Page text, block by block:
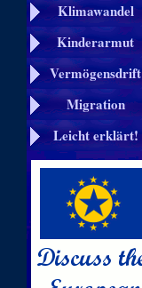
Klimawandel
Kinderarmut
Vermögensdrift
Migration
Leicht erklärt!